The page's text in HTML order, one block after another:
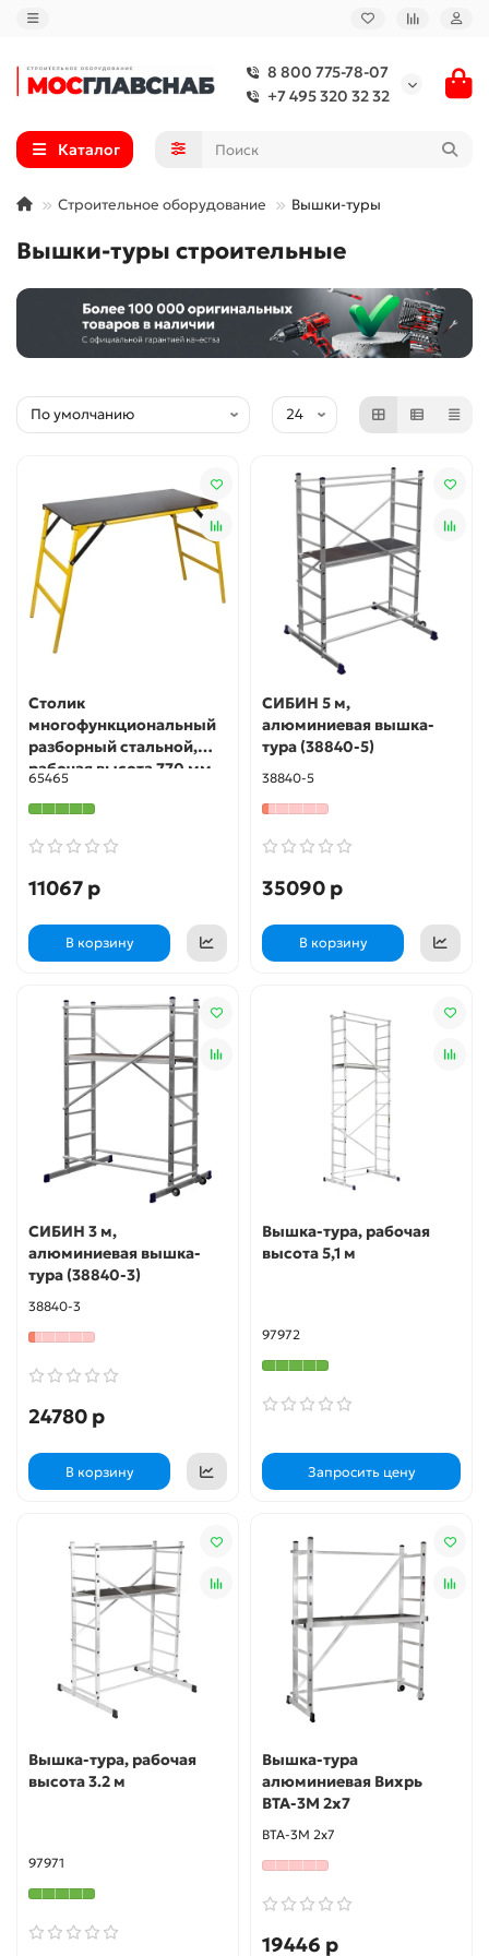
8 800 775-78-07
+7 495 320 32 32
Каталог
Строительное оборудование Вышки-туры
Вышки-туры строительные
Столик
многофункциональный
разборный стальной,
рабочая высота 770 мм,
платформа 500х1000 мм
FIT РОС
65465
11067 р
В корзину
СИБИН 5 м,
алюминиевая вышка-
тура (38840-5)
38840-5
35090 р
В корзину
СИБИН 3 м,
алюминиевая вышка-
тура (38840-3)
38840-3
24780 р
В корзину
Вышка-тура, рабочая
высота 5,1 м
97972
Запросить цену
Вышка-тура, рабочая
высота 3.2 м
97971
Вышка-тура
алюминиевая Вихрь
ВТА-3М 2х7
ВТА-3М 2х7
19446 р